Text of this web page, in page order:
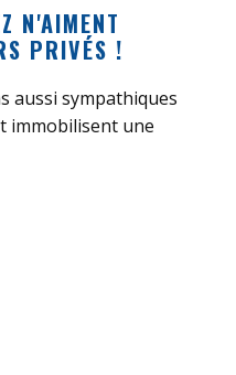
N'AIMENT
PRIVÉS !
aussi sympathiques
immobilisent une